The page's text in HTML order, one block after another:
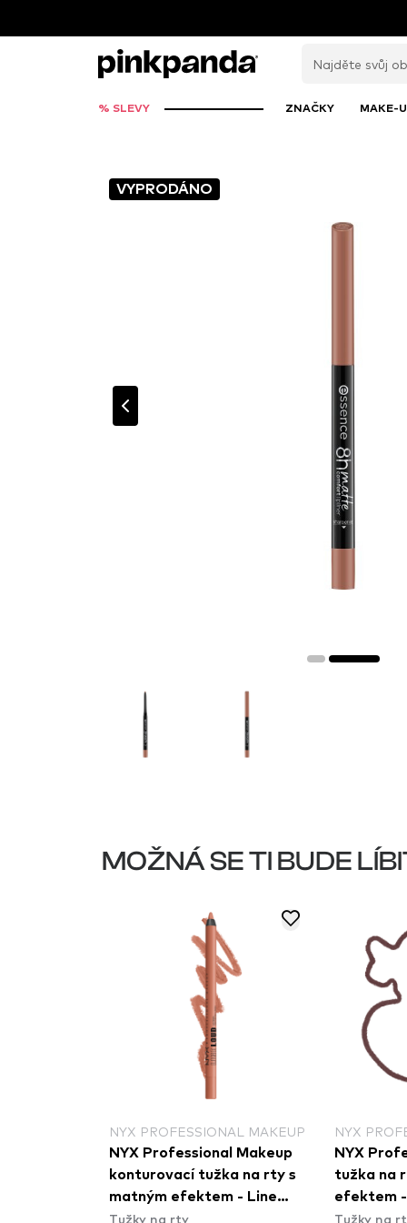
% SLEVY ZNAČKY MAKE-
VYPRODÁNO
MOŽNÁ SE TI BUDE
NYX PROFESSIONAL MAKEUP
NYX Professional Makeup
konturovací tužka na rty s
matným efektem - Line
Loud Longwear Lip Liner -
Tužky na rty
NYX
NYX
tužka na
efektem -
Plumping
Tužky na